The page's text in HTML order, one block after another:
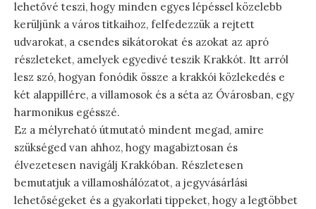
lehetővé teszi, hogy minden egyes lépéssel közelebb
kerüljünk a város titkaihoz, felfedezzük a rejtett
udvarokat, a csendes sikátorokat és azokat az apró
részleteket, amelyek egyedivé teszik Krakkót. Itt arról
lesz szó, hogyan fonódik össze a krakkói közlekedés e
két alappillére, a villamosok és a séta az Óvárosban, egy
harmonikus egésszé.
Ez a mélyreható útmutató mindent megad, amire
szükséged van ahhoz, hogy magabiztosan és
élvezetesen navigálj Krakkóban. Részletesen
bemutatjuk a villamoshálózatot, a jegyvásárlási
lehetőségeket és a gyakorlati tippeket, hogy a legtöbbet